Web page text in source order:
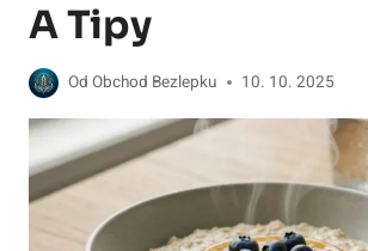
A Tipy
Od Obchod Bezlepku 10. 10. 2025